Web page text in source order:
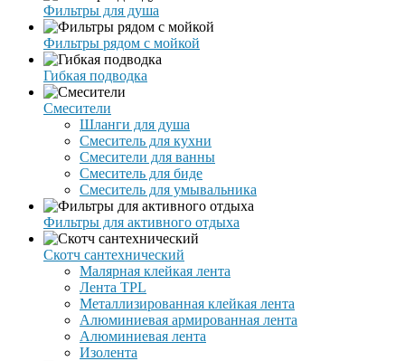
Фильтры для душа
Фильтры рядом с мойкой
Гибкая подводка
Смесители
Шланги для душа
Смеситель для кухни
Смесители для ванны
Смеситель для биде
Смеситель для умывальника
Фильтры для активного отдыха
Скотч сантехнический
Малярная клейкая лента
Лента TPL
Металлизированная клейкая лента
Алюминиевая армированная лента
Алюминиевая лента
Изолента